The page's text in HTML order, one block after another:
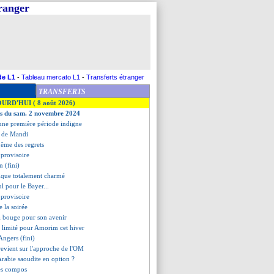
L1 - Tableau mercato L1 - Transferts étranger
TRANSFERTS
( 8 août 2026)
du sam. 2 novembre 2024
première période indigne
Mandi
des regrets
provisoire
(fini)
totalement charmé
pour le Bayer...
provisoire
la soirée
bouge pour son avenir
limité pour Amorim cet hiver
(fini)
sur l'approche de l'OM
saoudite en option ?
compos